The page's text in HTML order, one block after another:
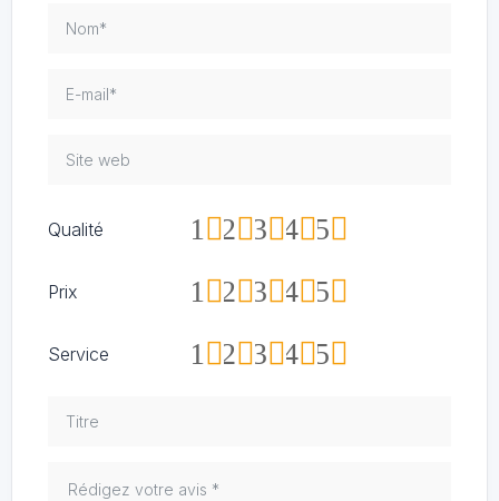
Qualité 5
4
3
2
1
Prix 5
4
3
2
1
Service 5
4
3
2
1